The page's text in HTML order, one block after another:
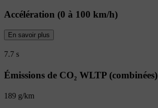
Accélération (0 à 100 km/h)
En savoir plus
7.7 s
Émissions de CO₂ WLTP (combinées)
189 g/km